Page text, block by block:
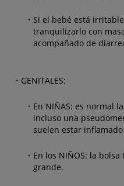
Si el bebé está
tranquilizarlo con
acompañado de
GENITALES:
En NIÑAS: es normal
incluso una
suelen estar inflamado
En los NIÑOS: la
grande.